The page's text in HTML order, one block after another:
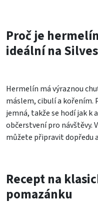
Proč je
ideální na
Hermelín má výraznou
máslem, cibulí a kořením.
jemná, takže se hodí jak k
občerstvení pro návštěvy.
můžete připravit dopředu
Recept na
pomazánku